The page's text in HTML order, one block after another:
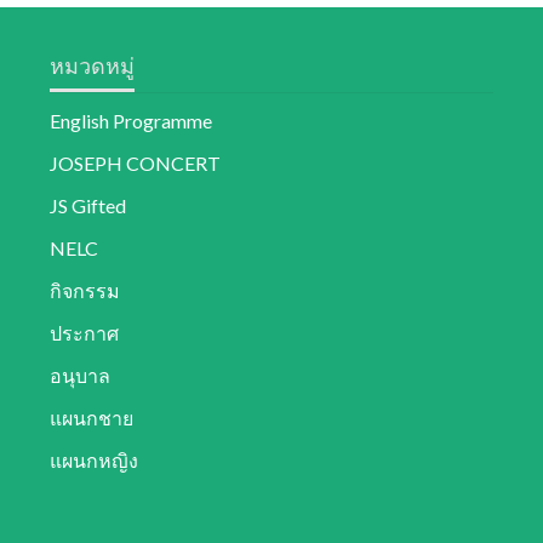
หมวดหมู่
English Programme
JOSEPH CONCERT
JS Gifted
NELC
กิจกรรม
ประกาศ
อนุบาล
แผนกชาย
แผนกหญิง